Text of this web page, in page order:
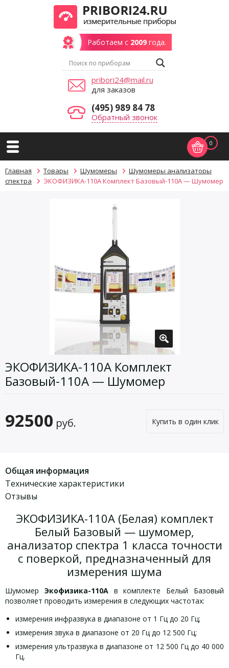
Работаем с 2009года.
pribori24@mail.ru
для заказов
(495) 989 84 78
Обратный звонок
0
Главная Товары Шумомеры
Шумомеры анализаторы
спектра
ЭКОФИЗИКА-110А Комплект Базовый-110А — Шумомер
ЭКОФИЗИКА-110А Комплект
Базовый-110А — Шумомер
92500 руб. Купить в один клик
Общая информация
Технические характеристики
Отзывы
ЭКОФИЗИКА-110А (Белая) комплект
Белый Базовый — шумомер,
анализатор спектра 1 класса точности
с поверкой, предназначенный для
измерения шума
Шумомер Экофизика-110Ав комплекте Белый Базовый
позволяет проводить измерения в следующих частотах:
измерения инфразвука в диапазоне от 1 Гц до 20 Гц;
измерения звука в диапазоне от 20 Гц до 12 500 Гц;
измерения ультразвука в диапазоне от 12 500 Гц до 40 000
Гц.